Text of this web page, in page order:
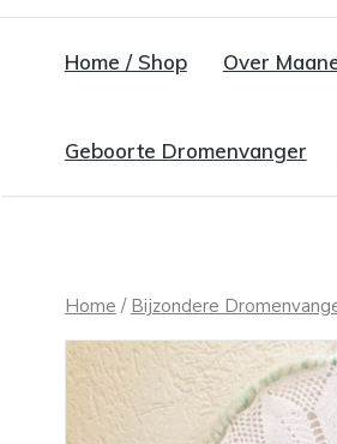
Handgemaakte dromenvangers
Home / Shop Over
Geboorte Dromenvanger
Home / Bijzondere